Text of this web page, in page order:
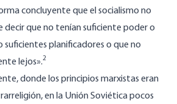
concluyente que el socialismo no
decir que no tenían suficiente poder o
suficientes planificadores o que no
lejos».2
donde los principios marxistas eran
en la Unión Soviética pocos